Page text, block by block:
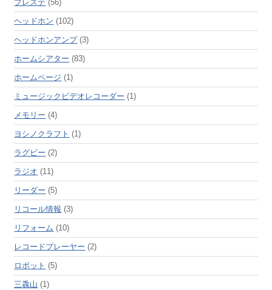
プレステ (56)
ヘッドホン (102)
ヘッドホンアンプ(3)
ホームシアター (83)
ホームページ (1)
ミュージックビデオレコーダー (1)
メモリー (4)
ヨシノクラフト (1)
ラグビー (2)
ラジオ (11)
リーダー (5)
リコール情報 (3)
リフォーム (10)
レコードプレーヤー (2)
ロボット (5)
三毳山 (1)